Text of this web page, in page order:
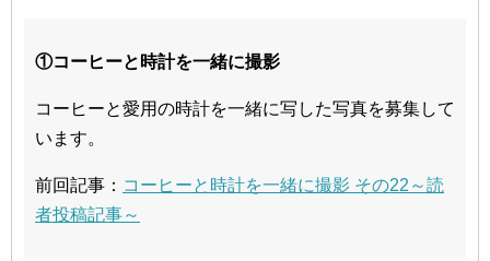
①コーヒーと時計を一緒に撮影
コーヒーと愛用の時計を一緒に写した写真を募集して
います。
前回記事： コーヒーと時計を一緒に撮影 その22～読
者投稿記事～